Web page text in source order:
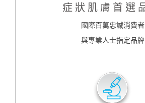
症狀肌膚首選
國際百萬忠誠消費者
與專業人士指定品牌